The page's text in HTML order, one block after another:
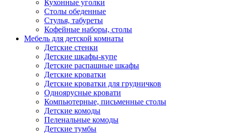
Кухонные уголки
Столы обеденные
Стулья, табуреты
Кофейные наборы, столы
Мебель для детской комнаты
Детские стенки
Детские шкафы-купе
Детские распашные шкафы
Детские кроватки
Детские кроватки для грудничков
Одноярусные кровати
Компьютерные, письменные столы
Детские комоды
Пеленальные комоды
Детские тумбы